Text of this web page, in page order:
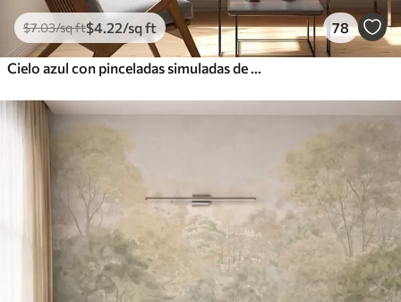
$7.03/sq ft$4 .22/sq ft 78